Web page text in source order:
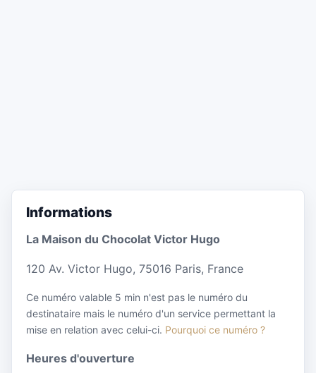
Informations
La Maison du Chocolat Victor Hugo
120 Av. Victor Hugo, 75016 Paris, France
Ce numéro valable 5 min n'est pas le numéro du
destinataire mais le numéro d'un service permettant la
mise en relation avec celui-ci. Pourquoi ce numéro ?
Heures d'ouverture